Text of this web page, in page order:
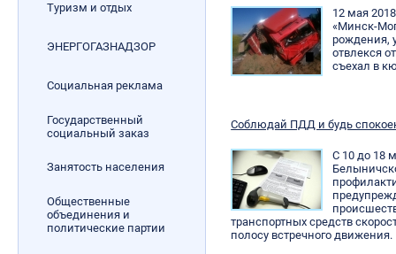
Туризм и отдых
ЭНЕРГОГАЗНАДЗОР
Социальная реклама
Государственный
социальный заказ
Занятость населения
Общественные
объединения и
политические партии
12 мая
«Минск-
рождения,
отвлекся
съехал в
Соблюдай ПДД и будь
С 10 до 18
транспортных средств
полосу встречного движения.